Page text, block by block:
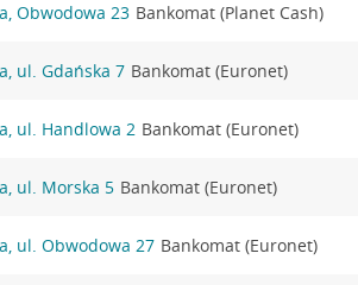
Obwodowa 23 Bankomat (Planet Cash)
ul. Gdańska 7 Bankomat (Euronet)
ul. Handlowa 2 Bankomat (Euronet)
ul. Morska 5 Bankomat (Euronet)
ul. Obwodowa 27 Bankomat (Euronet)